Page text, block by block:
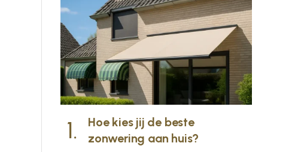
Hoe kies jij de beste
zonwering aan huis?